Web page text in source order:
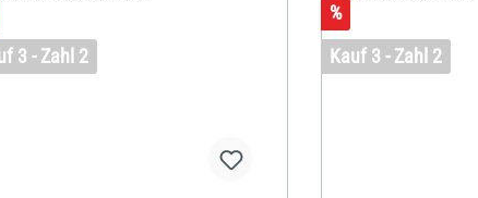
3 - Zahl 2
%
Kauf 3 - Zahl 2